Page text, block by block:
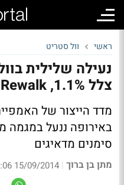
ראשי וול סטריט
נעילה שלילית
צלל 1.1%, Rewalk טסה 45%
מדד הייצור של
באירופה ננעל במגמה
סימנים מדאיגים
מתן בן ברוך |
15/09/2014 23:06